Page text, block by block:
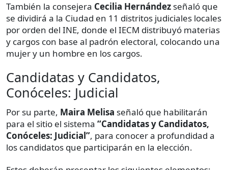
También la consejera Cecilia Hernández señaló que
se dividirá a la Ciudad en 11 distritos judiciales locales
por orden del INE, donde el IECM distribuyó materias
y cargos con base al padrón electoral, colocando una
mujer y un hombre en los cargos.
Candidatas y Candidatos,
Conóceles: Judicial
Por su parte, Maira Melisa señaló que habilitarán
para el sitio el sistema “Candidatas y Candidatos,
Conóceles: Judicial”, para conocer a profundidad a
los candidatos que participarán en la elección.